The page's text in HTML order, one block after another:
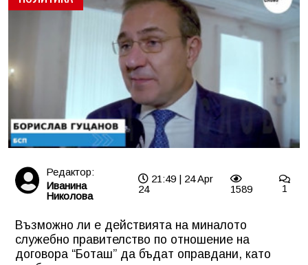
Редактор:
Иванина
Николова
21:49 | 24 Apr
24
1589 1
Възможно ли е действията на миналото
служебно правителство по отношение на
договора “Боташ” да бъдат оправдани, като